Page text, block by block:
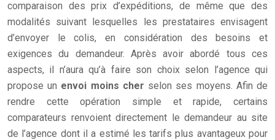
comparaison des prix d’expéditions, de même que des
modalités suivant lesquelles les prestataires envisagent
d’envoyer le colis, en considération des besoins et
exigences du demandeur. Après avoir abordé tous ces
aspects, il n’aura qu’à faire son choix selon l’agence qui
propose un envoi moins cher selon ses moyens. Afin de
rendre cette opération simple et rapide, certains
comparateurs renvoient directement le demandeur au site
de l’agence dont il a estimé les tarifs plus avantageux pour